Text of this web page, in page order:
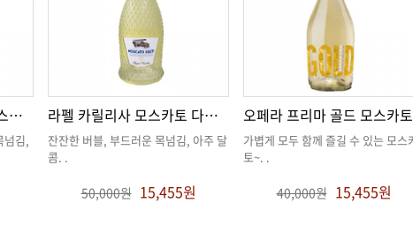
라펠 카릴리사 모스카토 스푸만테 라펠 카릴리사 모스카토 다스티
콤. .
50,000원 15,455원
오페라 프리마 골드 모스카토
토~. .
40,000원 15,455원